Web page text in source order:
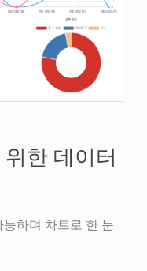
한 데이터
하며 차트로 한 눈